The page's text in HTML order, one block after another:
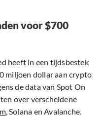
voor $700
heeft in een tijdsbestek
miljoen dollar aan crypto
de data van Spot On
over verscheidene
, Solana en Avalanche.